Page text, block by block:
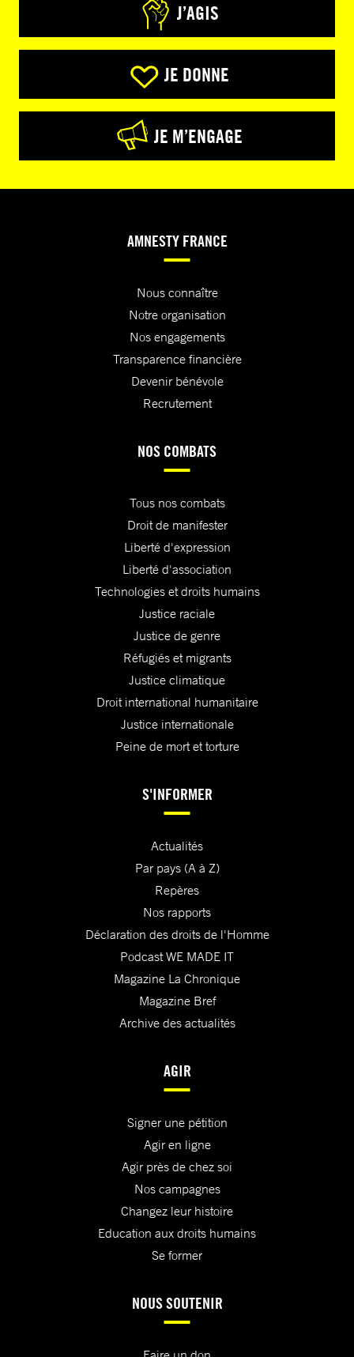
J’AGIS
JE DONNE
JE M’ENGAGE
AMNESTY FRANCE
Nous connaître
Notre organisation
Nos engagements
Transparence financière
Devenir bénévole
Recrutement
NOS COMBATS
Tous nos combats
Droit de manifester
Liberté d'expression
Liberté d'association
Technologies et droits humains
Justice raciale
Justice de genre
Réfugiés et migrants
Justice climatique
Droit international humanitaire
Justice internationale
Peine de mort et torture
S'INFORMER
Actualités
Par pays (A à Z)
Repères
Nos rapports
Déclaration des droits de l'Homme
Podcast WE MADE IT
Magazine La Chronique
Magazine Bref
Archive des actualités
AGIR
Signer une pétition
Agir en ligne
Agir près de chez soi
Nos campagnes
Changez leur histoire
Education aux droits humains
Se former
NOUS SOUTENIR